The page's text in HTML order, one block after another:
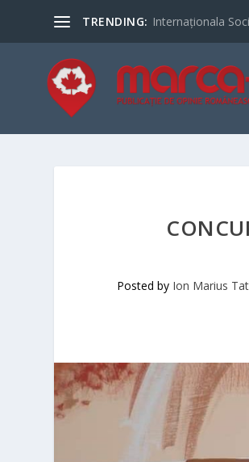
TRENDING: Internaționala
Posted by Ion Marius